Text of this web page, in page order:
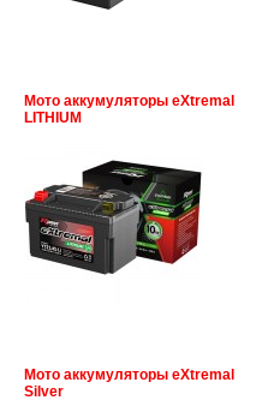
Мото аккумуляторы eXtremal
LITHIUM
Мото аккумуляторы eXtremal
Silver